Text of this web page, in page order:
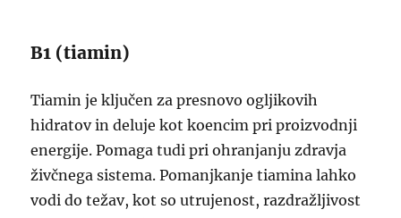
B1 (tiamin)
Tiamin je ključen za presnovo ogljikovih
hidratov in deluje kot koencim pri proizvodnji
energije. Pomaga tudi pri ohranjanju zdravja
živčnega sistema. Pomanjkanje tiamina lahko
vodi do težav, kot so utrujenost, razdražljivost